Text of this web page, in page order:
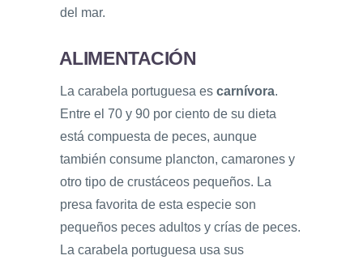
del mar.
ALIMENTACIÓN
La carabela portuguesa es carnívora.
Entre el 70 y 90 por ciento de su dieta
está compuesta de peces, aunque
también consume plancton, camarones y
otro tipo de crustáceos pequeños. La
presa favorita de esta especie son
pequeños peces adultos y crías de peces.
La carabela portuguesa usa sus